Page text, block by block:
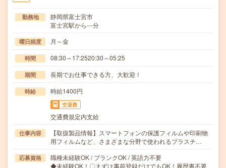
勤務地
静岡県富士宮市
富士宮駅から---分
曜日頻度 月～金
時間 08:30～17:2520:30～05:25
期間 長期でお仕事できる方、大歓迎！
時給 時給1400円
交通費
交通費規定内支給
仕事内容
【取扱製品情報】スマートフォンの保護フィルムや印刷物
用フィルムなど、さまざまな分野で使われるプラスチ…
応募資格
職種未経験OK / ブランクOK / 英語力不要
◆未経験OK！〇まずは事前登録だけでもOK！履歴書不要